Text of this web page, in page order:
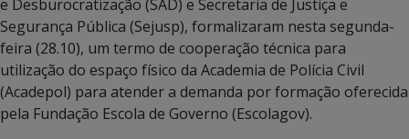
e Desburocratização (SAD) e Secretaria de Justiça e
Segurança Pública (Sejusp), formalizaram nesta segunda-
feira (28.10), um termo de cooperação técnica para
utilização do espaço físico da Academia de Polícia Civil
(Acadepol) para atender a demanda por formação oferecida
pela Fundação Escola de Governo (Escolagov).